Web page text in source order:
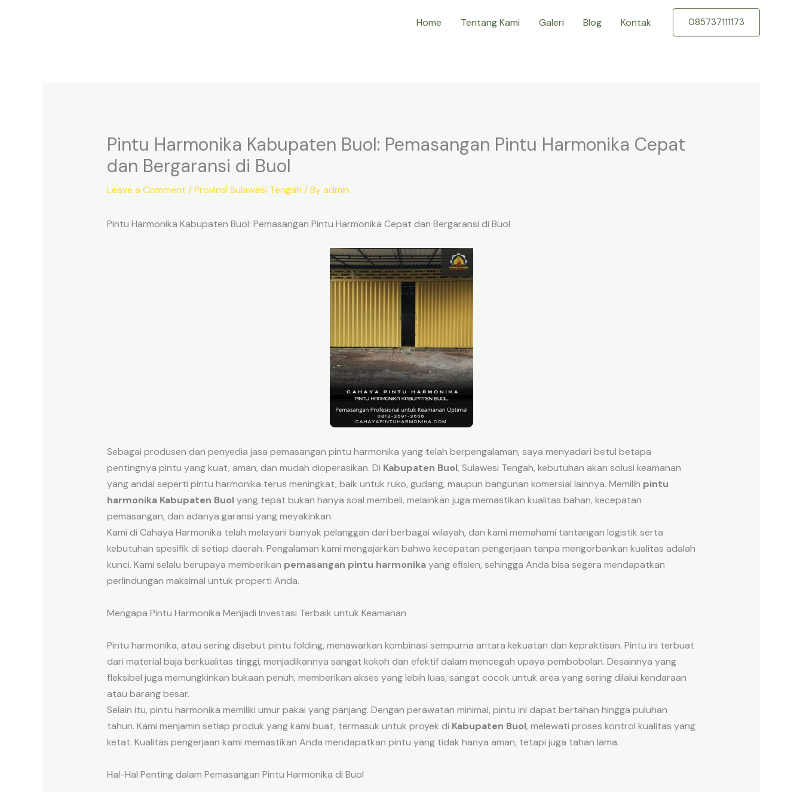
Home Tentang Kami Galeri Blog Kontak 085737111173
Pintu Harmonika Kabupaten Buol: Pemasangan Pintu Harmonika Cepat
dan Bergaransi di Buol
Leave a Comment /Provinsi Sulawesi Tengah / Byadmin
Pintu Harmonika Kabupaten Buol: Pemasangan Pintu Harmonika Cepat dan Bergaransi di Buol
Sebagai produsen dan penyedia jasa pemasangan pintu harmonika yang telah berpengalaman, saya menyadari betul betapa
pentingnya pintu yang kuat, aman, dan mudah dioperasikan. Di Kabupaten Buol, Sulawesi Tengah, kebutuhan akan solusi keamanan
yang andal seperti pintu harmonika terus meningkat, baik untuk ruko, gudang, maupun bangunan komersial lainnya. Memilih pintu
harmonika Kabupaten Buol yang tepat bukan hanya soal membeli, melainkan juga memastikan kualitas bahan, kecepatan
pemasangan, dan adanya garansi yang meyakinkan.
Kami di Cahaya Harmonika telah melayani banyak pelanggan dari berbagai wilayah, dan kami memahami tantangan logistik serta
kebutuhan spesifik di setiap daerah. Pengalaman kami mengajarkan bahwa kecepatan pengerjaan tanpa mengorbankan kualitas adalah
kunci. Kami selalu berupaya memberikan pemasangan pintu harmonikayang efisien, sehingga Anda bisa segera mendapatkan
perlindungan maksimal untuk properti Anda.
Mengapa Pintu Harmonika Menjadi Investasi Terbaik untuk Keamanan
Pintu harmonika, atau sering disebut pintu folding, menawarkan kombinasi sempurna antara kekuatan dan kepraktisan. Pintu ini terbuat
dari material baja berkualitas tinggi, menjadikannya sangat kokoh dan efektif dalam mencegah upaya pembobolan. Desainnya yang
fleksibel juga memungkinkan bukaan penuh, memberikan akses yang lebih luas, sangat cocok untuk area yang sering dilalui kendaraan
atau barang besar.
Selain itu, pintu harmonika memiliki umur pakai yang panjang. Dengan perawatan minimal, pintu ini dapat bertahan hingga puluhan
tahun. Kami menjamin setiap produk yang kami buat, termasuk untuk proyek di Kabupaten Buol, melewati proses kontrol kualitas yang
ketat. Kualitas pengerjaan kami memastikan Anda mendapatkan pintu yang tidak hanya aman, tetapi juga tahan lama.
Hal-Hal Penting dalam Pemasangan Pintu Harmonika di Buol